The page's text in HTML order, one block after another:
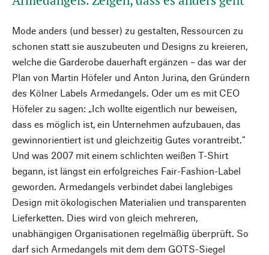
Mode anders (und besser) zu gestalten, Ressourcen zu
schonen statt sie auszubeuten und Designs zu kreieren,
welche die Garderobe dauerhaft ergänzen – das war der
Plan von Martin Höfeler und Anton Jurina, den Gründern
des Kölner Labels Armedangels. Oder um es mit CEO
Höfeler zu sagen: „Ich wollte eigentlich nur beweisen,
dass es möglich ist, ein Unternehmen aufzubauen, das
gewinnorientiert ist und gleichzeitig Gutes vorantreibt.“
Und was 2007 mit einem schlichten weißen T-Shirt
begann, ist längst ein erfolgreiches Fair-Fashion-Label
geworden. Armedangels verbindet dabei langlebiges
Design mit ökologischen Materialien und transparenten
Lieferketten. Dies wird von gleich mehreren,
unabhängigen Organisationen regelmäßig überprüft. So
darf sich Armedangels mit dem dem GOTS-Siegel